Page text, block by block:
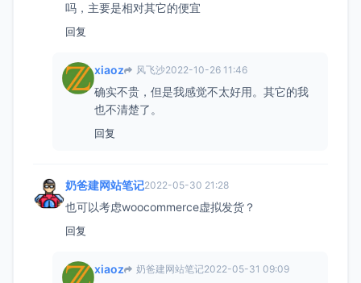
吗，主要是相对其它的便宜
回复
xiaoz 风飞沙2022-10-26 11:46
确实不贵，但是我感觉不太好用。其它的我
也不清楚了。
回复
奶爸建网站笔记2022-05-30 21:28
也可以考虑woocommerce虚拟发货？
回复
xiaoz 奶爸建网站笔记2022-05-31 09:09